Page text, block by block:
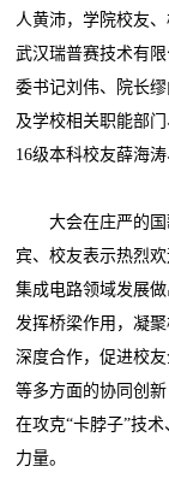
人黄沛，学院校友
武汉瑞普赛技术有
委书记刘伟、院长
及学校相关职能部
16级本科校友薛海
大会在庄严的国
宾、校友表示热烈
集成电路领域发展
发挥桥梁作用，凝
深度合作，促进校
等多方面的协同创
在攻克“卡脖子”技
力量。